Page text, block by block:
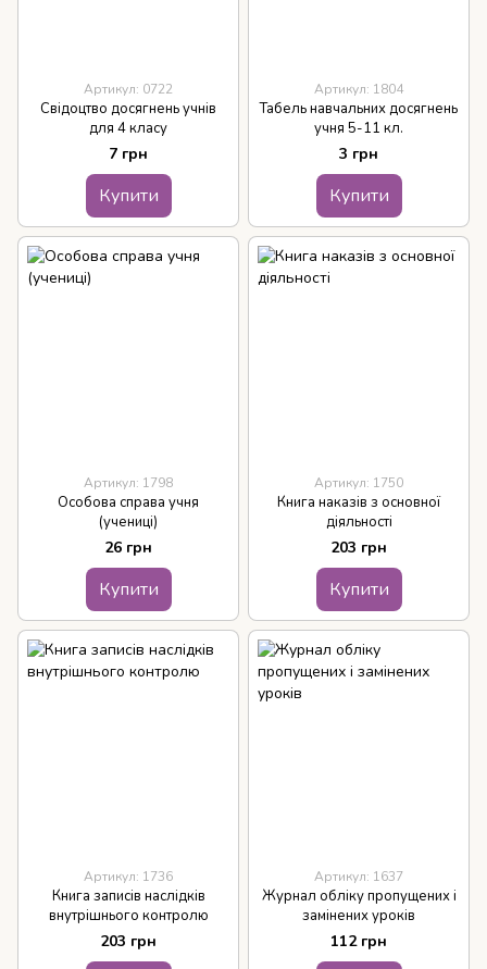
Артикул: 0722
Свідоцтво досягнень учнів
для 4 класу
7 грн
Купити
Артикул: 1804
Табель навчальних досягнень
учня 5-11 кл.
3 грн
Купити
Артикул: 1798
Особова справа учня
(учениці)
26 грн
Купити
Артикул: 1750
Книга наказів з основної
діяльності
203 грн
Купити
Артикул: 1736
Книга записів наслідків
внутрішнього контролю
203 грн
Артикул: 1637
Журнал обліку пропущених і
замінених уроків
112 грн